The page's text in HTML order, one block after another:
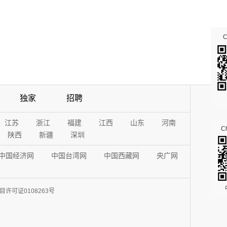
独家 招聘
江苏 浙江 福建 江西 山东
河南
陕西 新疆 深圳
国经济网 中国台湾网 中国西藏网
央广网
许可证0108263号